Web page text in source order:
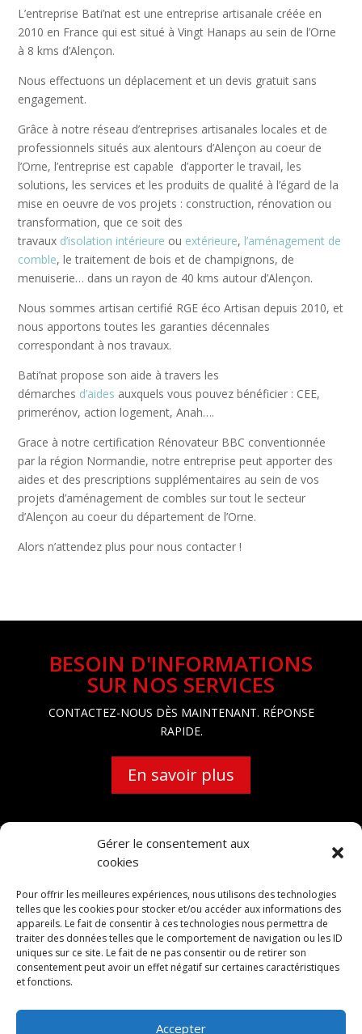
Gérer le consentement aux
cookies
Pour offrir les meilleures expériences, nous utilisons des technologies
telles que les cookies pour stocker et/ou accéder aux informations des
appareils. Le fait de consentir à ces technologies nous permettra de
traiter des données telles que le comportement de navigation ou les ID
uniques sur ce site. Le fait de ne pas consentir ou de retirer son
consentement peut avoir un effet négatif sur certaines caractéristiques
et fonctions.
Accepter
L’entreprise Bati’nat est une entreprise artisanale créée en
2010 en France qui est situé à Vingt Hanaps au sein de l’Orne
à 8 kms d’Alençon.
Nous effectuons un déplacement et un devis gratuit sans
engagement.
Grâce à notre réseau d’entreprises artisanales locales et de
professionnels situés aux alentours d’Alençon au coeur de
l’Orne, l’entreprise est capable d’apporter le travail, les
solutions, les services et les produits de qualité à l’égard de la
mise en oeuvre de vos projets : construction, rénovation ou
transformation, que ce soit des
travaux d’isolation intérieure ou extérieure, l’aménagement de
comble,le traitement de bois et de champignons, de
menuiserie… dans un rayon de 40 kms autour d’Alençon.
Nous sommes artisan certifié RGE éco Artisan depuis 2010, et
nous apportons toutes les garanties décennales
correspondant à nos travaux.
Bati’nat propose son aide à travers les
démarches d’aides auxquels vous pouvez bénéficier : CEE,
primerénov, action logement, Anah….
Grace à notre certification Rénovateur BBC conventionnée
par la région Normandie, notre entreprise peut apporter des
aides et des prescriptions supplémentaires au sein de vos
projets d’aménagement de combles sur tout le secteur
d’Alençon au coeur du département de l’Orne.
Alors n’attendez plus pour nous contacter !
BESOIN D'INFORMATIONS
SUR NOS SERVICES
CONTACTEZ-NOUS DÈS MAINTENANT. RÉPONSE
RAPIDE.
En savoir plus
entreprise d'isolation Basse-Normandie isolation
Basse-Normandie entreprise d'isolation Orne isolation
Orne entreprise d'isolation 61 isolation 61 entreprise
d'isolation Alençon isolation Alençon entreprise
d'isolation 61000 isolation 61000 artisan isolation